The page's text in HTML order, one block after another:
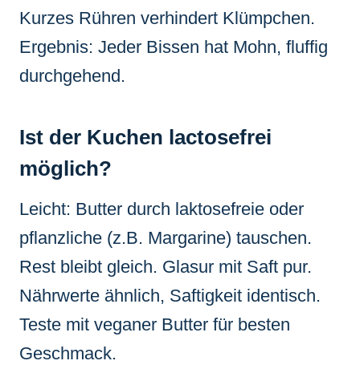
Kurzes Rühren verhindert Klümpchen.
Ergebnis: Jeder Bissen hat Mohn, fluffig
durchgehend.
Ist der Kuchen lactosefrei
möglich?
Leicht: Butter durch laktosefreie oder
pflanzliche (z.B. Margarine) tauschen.
Rest bleibt gleich. Glasur mit Saft pur.
Nährwerte ähnlich, Saftigkeit identisch.
Teste mit veganer Butter für besten
Geschmack.